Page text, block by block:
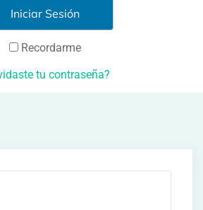
Recordarme
tu contraseña?